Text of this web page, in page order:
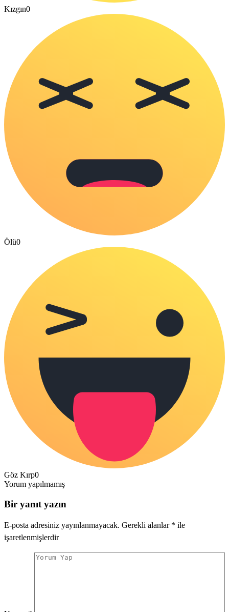
Kızgın0
Ölü0
Göz Kırp0
Yorum yapılmamış
Bir yanıt yazın
E-posta adresiniz yayınlanmayacak. Gerekli alanlar * ile
işaretlenmişlerdir